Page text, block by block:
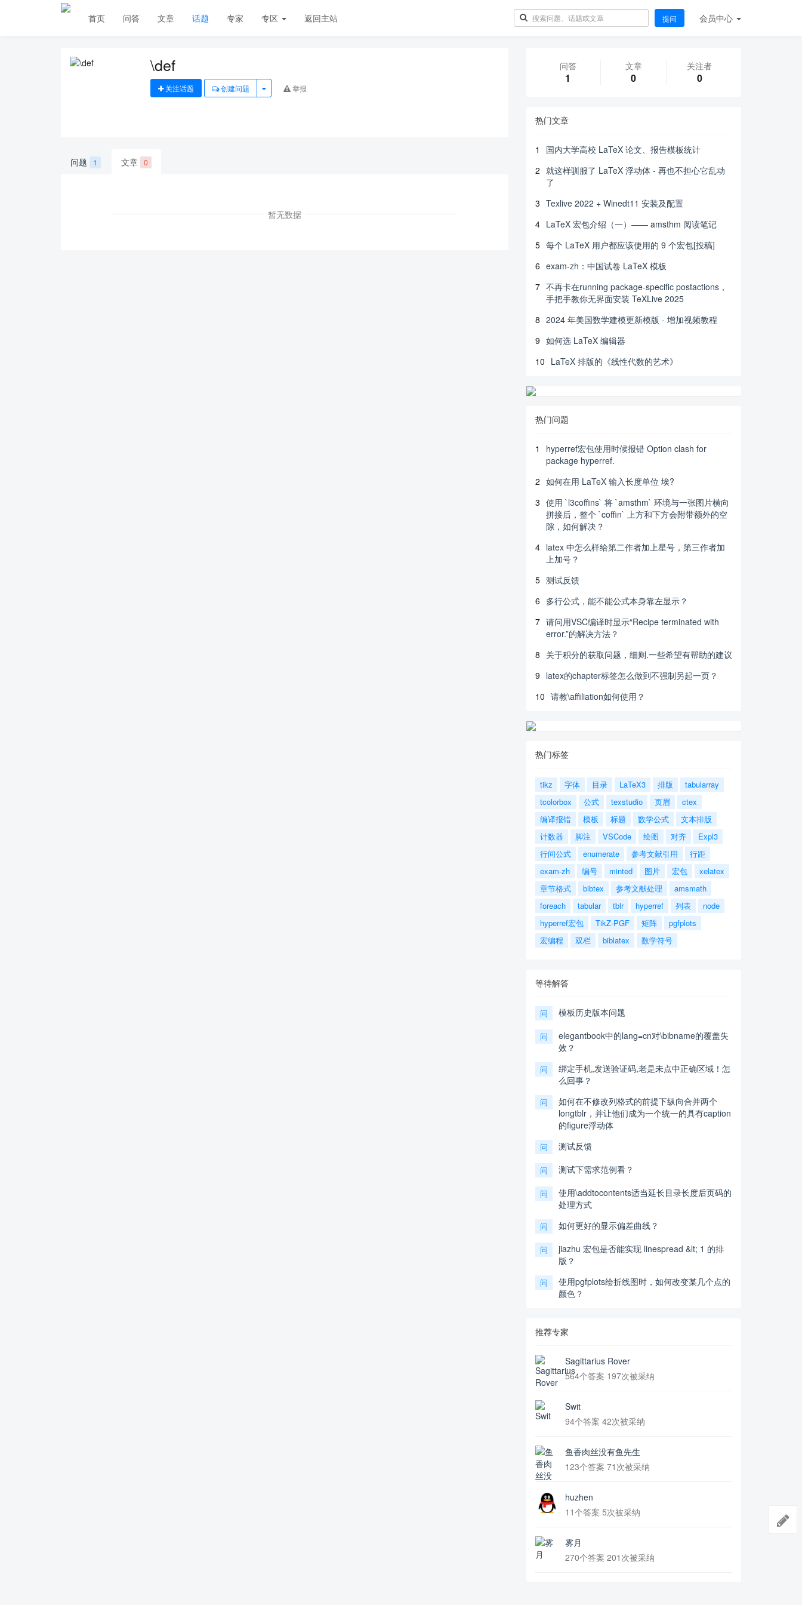
首页 问答 文章 话题 专家 专区 返回主站 提问 会员中心
\def
关注话题 创建问题 举报
问题 1 文章 0
暂无数据
问答
1
文章
0
关注者
0
热门文章
1
国内大学高校 LaTeX 论文、报告模板统计
2 就这样驯服了 LaTeX 浮动体 - 再也不担心它乱动
了
3 Texlive 2022 + Winedt11 安装及配置
4 LaTeX 宏包介绍（一）—— amsthm 阅读笔记
5 每个 LaTeX 用户都应该使用的 9 个宏包[投稿]
6 exam-zh：中国试卷 LaTeX 模板
7 不再卡在running package-specific postactions，
手把手教你无界面安装 TeXLive 2025
8 2024 年美国数学建模更新模版 - 增加视频教程
9 如何选 LaTeX 编辑器
10 LaTeX 排版的《线性代数的艺术》
热门问题
1
hyperref宏包使用时候报错 Option clash for
package hyperref.
2 如何在用 LaTeX 输入长度单位 埃?
3 使用 `l3coffins` 将 `amsthm` 环境与一张图片横向
拼接后，整个 `coffin` 上方和下方会附带额外的空
隙，如何解决？
4 latex 中怎么样给第二作者加上星号，第三作者加
上加号？
5 测试反馈
6 多行公式，能不能公式本身靠左显示？
7 请问用VSC编译时显示“Recipe terminated with
error.”的解决方法？
8 关于积分的获取问题，细则.一些希望有帮助的建议
9 latex的chapter标签怎么做到不强制另起一页？
10 请教\affiliation如何使用？
热门标签
tikz 字体 目录 LaTeX3 排版
tabularray
tcolorbox
公式 texstudio 页眉
ctex
编译报错
模板 标题 数学公式
文本排版
计数器
脚注 VSCode 绘图 对齐
Expl3
行间公式
enumerate 参考文献引用
行距
exam-zh
编号 minted 图片 宏包
xelatex
章节格式
bibtex 参考文献处理
amsmath
foreach
tabular tblr hyperref 列表
node
hyperref宏包
TikZ-PGF 矩阵
pgfplots
宏编程
双栏 biblatex 数学符号
等待解答
问 模板历史版本问题
问
elegantbook中的lang=cn对\bibname的覆盖失
效？
问
绑定手机,发送验证码,老是未点中正确区域！怎
么回事？
问
如何在不修改列格式的前提下纵向合并两个
longtblr，并让他们成为一个统一的具有caption
的figure浮动体
问 测试反馈
问 测试下需求范例看？
问
使用\addtocontents适当延长目录长度后页码的
处理方式
问 如何更好的显示偏差曲线？
问
jiazhu 宏包是否能实现 linespread &lt; 1 的排
版？
问
使用pgfplots绘折线图时，如何改变某几个点的
颜色？
推荐专家
Sagittarius Rover
564个答案 197次被采纳
Swit
94个答案 42次被采纳
鱼香肉丝没有鱼先生
123个答案 71次被采纳
huzhen
11个答案 5次被采纳
雾月
270个答案 201次被采纳